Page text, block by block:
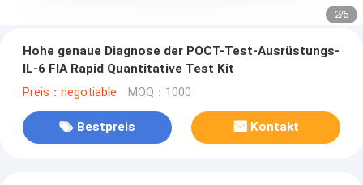
2/5
Hohe genaue Diagnose der POCT-Test-Ausrüstungs-
IL-6 FIA Rapid Quantitative Test Kit
Preis：negotiable MOQ：1000
Bestpreis Kontakt